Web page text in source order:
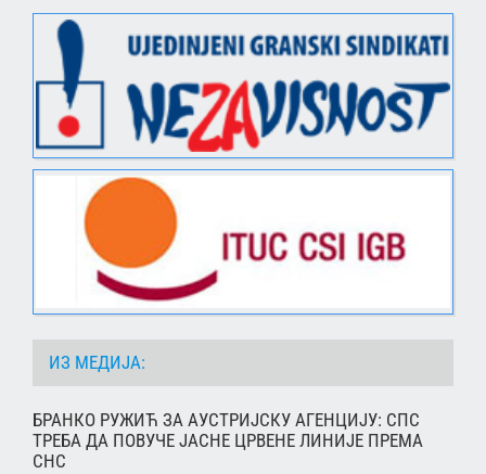
ИЗ МЕДИЈА:
БРАНКО РУЖИЋ ЗА АУСТРИЈСКУ АГЕНЦИЈУ: СПС
ТРЕБА ДА ПОВУЧЕ ЈАСНЕ ЦРВЕНЕ ЛИНИЈЕ ПРЕМА
СНС